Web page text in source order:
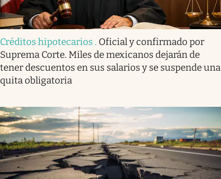
Créditos hipotecarios . Oficial y confirmado por
Suprema Corte. Miles de mexicanos dejarán de
tener descuentos en sus salarios y se suspende una
quita obligatoria